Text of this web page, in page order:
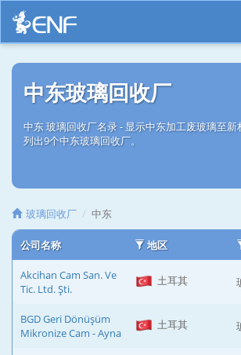
中东玻璃回收厂
中东 玻璃回收厂名录 - 显示中东加工废玻璃至
列出9个中东玻璃回收厂。
玻璃回收厂 中东
公司名称 地区
Akcihan Cam San. Ve
Tic. Ltd. Şti.
土耳其
BGD Geri Dönüşüm
Mikronize Cam - Ayna
土耳其